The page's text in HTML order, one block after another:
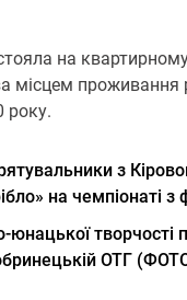
на
місцем проживання
року.
з
на чемпіонаті
юнацької творчості
ОТГ